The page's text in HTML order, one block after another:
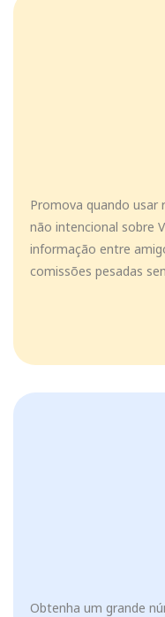
Promova quando usar
não intencional sobre
informação entre
comissões pesadas
Obtenha um grande